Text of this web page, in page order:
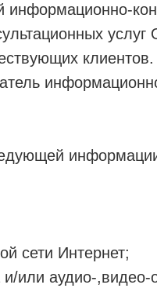
информационно-
услуг
клиентов.
сети Интернет;
или аудио-,видео-